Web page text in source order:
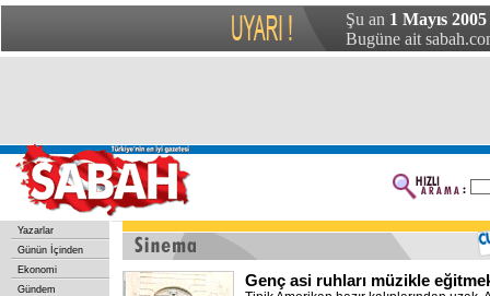
Şu an 1 Mayıs
Bugüne ait
Yazarlar
Günün İçinden
Ekonomi
Gündem
Genç asi ruhları müzikle